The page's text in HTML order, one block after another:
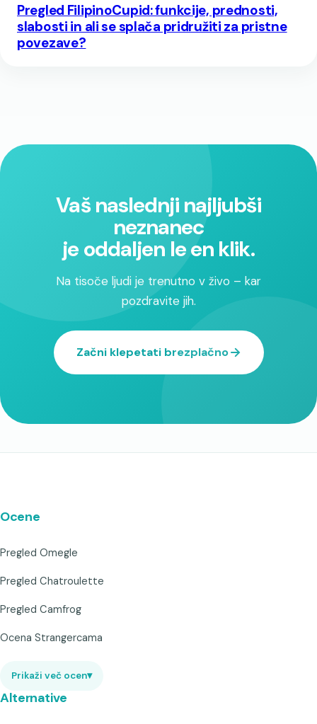
Pregled FilipinoCupid: funkcije, prednosti,
slabosti in ali se splača pridružiti za pristne
povezave?
Vaš naslednji najljubši
neznanec
je oddaljen le en klik.
Na tisoče ljudi je trenutno v živo – kar
pozdravite jih.
Začni klepetati brezplačno
Ocene
Pregled Omegle
Pregled Chatroulette
Pregled Camfrog
Ocena Strangercama
Prikaži več ocen▾
Alternative